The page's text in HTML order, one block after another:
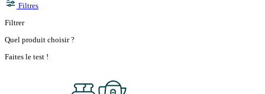
Filtres
Filtrer
Quel produit choisir ?
Faites le test !